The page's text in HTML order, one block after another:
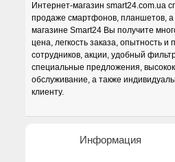
Интернет-магазин smart24.com.ua
продаже смартфонов, планшетов, а
магазине Smart24 Вы получите
цена, легкость заказа, опытность
сотрудников, акции, удобный
специальные предложения,
обслуживание, а также
клиенту.
Информация